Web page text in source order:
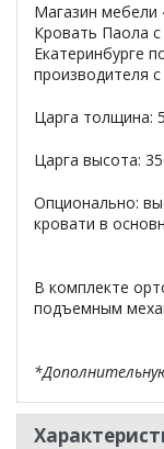
Магазин мебели
Кровать Паола
Екатеринбурге
производителя
Царга толщина:
Царга высота:
Опционально:
кровати в
В комплекте
подъемным
уточняйте у
+79292022735.